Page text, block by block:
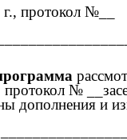
протокол №__
№
дополнения и